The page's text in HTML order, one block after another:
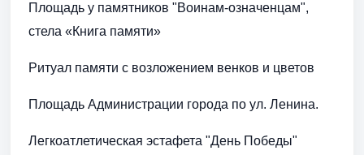
Площадь у памятников "Воинам-означенцам",
стела «Книга памяти»
Ритуал памяти с возложением венков и цветов
Площадь Администрации города по ул. Ленина.
Легкоатлетическая эстафета "День Победы"